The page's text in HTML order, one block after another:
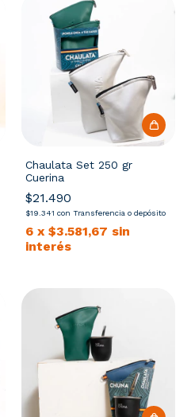
Chaulata Set 250 gr
Cuerina
$21.490
$19.341 con Transferencia o depósito
6 x $3.581,67 sin
interés